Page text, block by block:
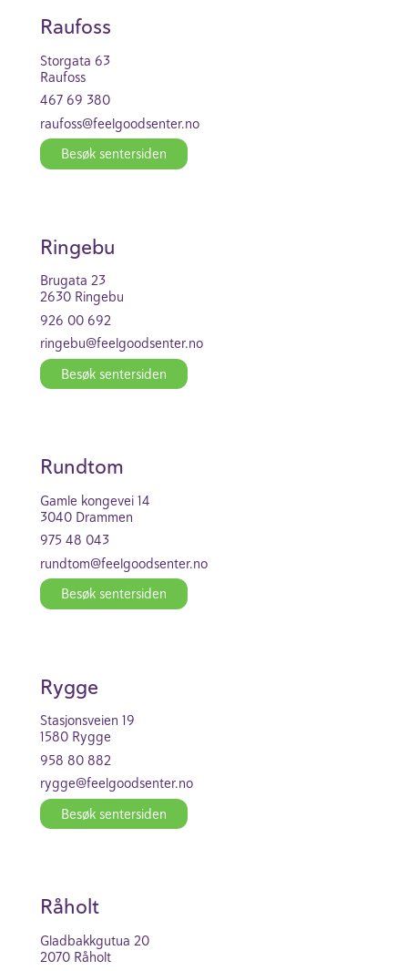
Raufoss
Stor­gata 63
Raufoss
467 69 380
raufoss@feel­good­se­nter.no
Besøk senter­siden
Ringebu
Brugata 23
2630 Ringebu
926 00 692
ringebu@feel­good­se­nter.no
Besøk senter­siden
Rundtom
Gamle kongevei 14
3040 Drammen
975 48 043
rundtom@feel­good­se­nter.no
Besøk senter­siden
Rygge
Stasjon­s­veien 19
1580 Rygge
958 80 882
rygge@feel­good­se­nter.no
Besøk senter­siden
Råholt
Glad­bakk­gutua 20
2070 Råholt